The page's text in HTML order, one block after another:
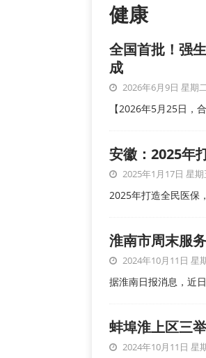
健康
全国首批！强
成
2026年6月9日 星期
【2026年5月25日，
安徽：2025年
2025年1月17日 星期
2025年打造全民医保
淮南市周末服
2024年10月11日 星
据淮南日报消息，近
蚌埠淮上区三
2024年10月11日 星